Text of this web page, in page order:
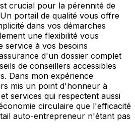
crucial pour la pérennité de
portail de qualité vous offre
dans vos démarches
une flexibilité vous
service à vos besoins
d'un dossier complet
de conseillers accessibles
Dans mon expérience
mis un point d'honneur à
services qui respectent aussi
circulaire que l'efficacité
auto-entrepreneur n'étant pas